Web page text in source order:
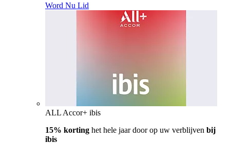
Word Nu Lid
ALL Accor+ ibis
15% korting het hele jaar door op uw verblijven bij
ibis